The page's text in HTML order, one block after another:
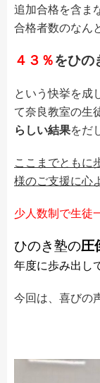
追加合格を含ま
合格者数のなん
４３％をひの
という快挙を成
て奈良教室の生
らしい結果をだ
ここまでともに
様のご支援に心
少人数制で生徒
ひのき塾の圧
年度に歩み出し
今回は、喜びの